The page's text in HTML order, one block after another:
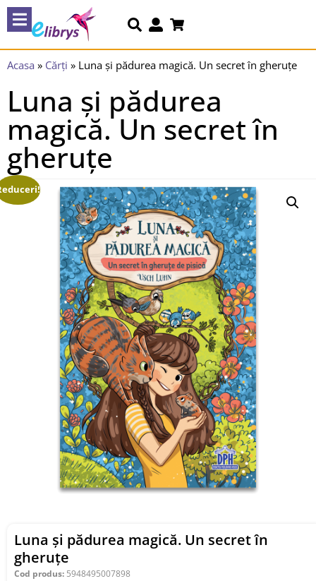
Acasa » Cărți » Luna și pădurea magică. Un secret în gheruțe
Luna și pădurea
magică. Un secret în
gheruțe
Luna și pădurea magică. Un secret în
gheruțe
Cod produs: 5948495007898